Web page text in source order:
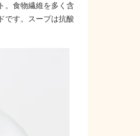
。食物繊維を多く含
です。スープは抗酸